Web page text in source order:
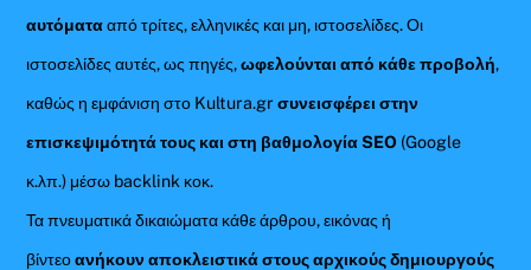
αυτόματααπό τρίτες, ελληνικές και μη, ιστοσελίδες. Οι
ιστοσελίδες αυτές, ως πηγές,ωφελούνται από κάθε προβολή,
καθώς η εμφάνιση στο Kultura.gr συνεισφέρει στην
επισκεψιμότητά τους και στη βαθμολογία SEO (Google
κ.λπ.) μέσω backlink κοκ.
Τα πνευματικά δικαιώματα κάθε άρθρου, εικόνας ή
βίντεοανήκουν αποκλειστικά στους αρχικούς δημιουργούς